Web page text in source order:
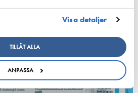
Visa detaljer
TILLÅT ALLA
ANPASSA